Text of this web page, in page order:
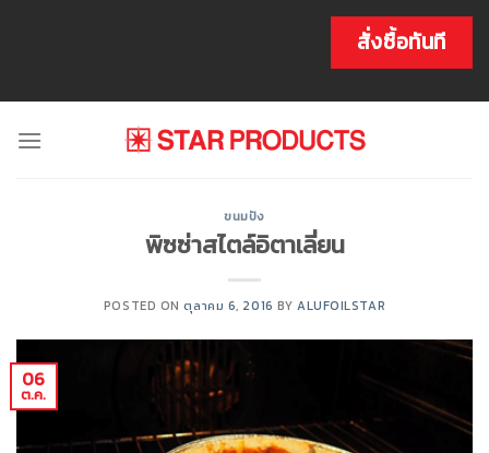
สั่งซื้อทันที
ขนมปัง
พิซซ่าสไตล์อิตาเลี่ยน
POSTED ONตุลาคม 6, 2016 BY ALUFOILSTAR
06
ต.ค.